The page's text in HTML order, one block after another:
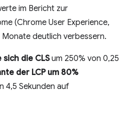
im Bericht zur
(Chrome User Experience,
deutlich verbessern.
die CLSum 250% von 0,25
der LCP um 80%
4,5 Sekunden auf